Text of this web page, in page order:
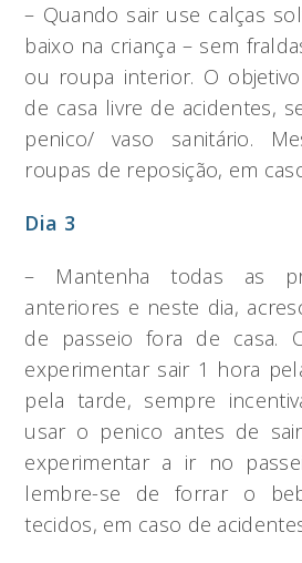
– Quando sair use calças
baixo na criança – sem
ou roupa interior. O
de casa livre de acidentes,
penico/ vaso sanitário.
roupas de reposição, em
Dia 3
– Mantenha todas as
anteriores e neste dia,
de passeio fora de casa.
experimentar sair 1 hora
pela tarde, sempre
usar o penico antes de
experimentar a ir no
lembre-se de forrar o
tecidos, em caso de